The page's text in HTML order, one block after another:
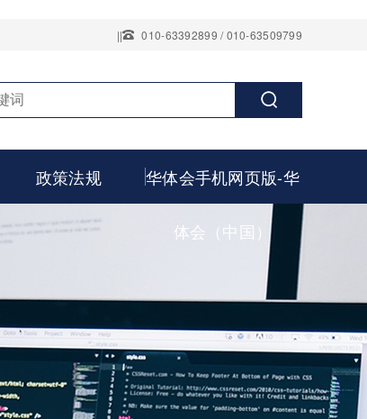
|| 010-63392899 / 010-63509799
政策法规 华体会手机网页版-华
体会（中国）